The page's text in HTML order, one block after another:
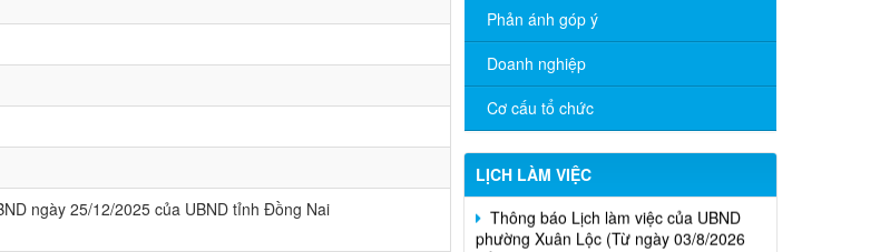
ngày 25/12/2025 của UBND tỉnh Đồng Nai
Phản ánh góp ý
Doanh nghiệp
Cơ cấu tổ chức
LỊCH LÀM VIỆC
Thông báo Lịch làm việc của UBND
phường Xuân Lộc (Từ ngày 03/8/2026
đến ngày 07/8/2026)